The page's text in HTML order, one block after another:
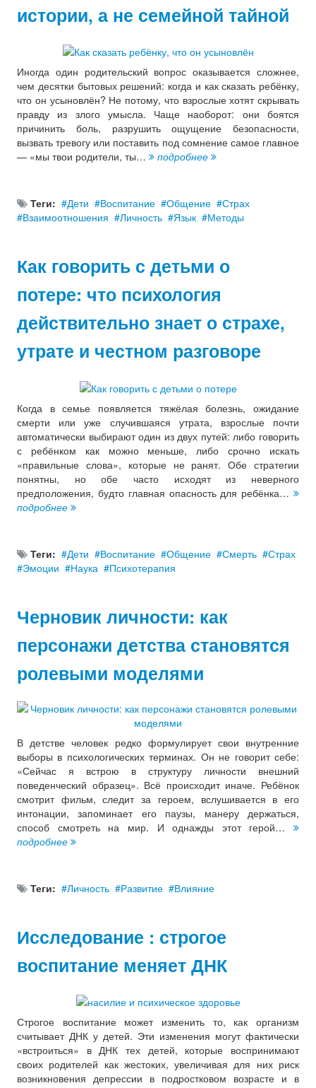
истории, а не семейной тайной
Иногда один родительский вопрос оказывается сложнее,
чем десятки бытовых решений: когда и как сказать ребёнку,
что он усыновлён? Не потому, что взрослые хотят скрывать
правду из злого умысла. Чаще наоборот: они боятся
причинить боль, разрушить ощущение безопасности,
вызвать тревогу или поставить под сомнение самое главное
— «мы твои родители, ты…
подробнее
Теги: Дети Воспитание Общение
Страх
Взаимоотношения
Личность Язык Методы
Как говорить с детьми о
потере: что психология
действительно знает о страхе,
утрате и честном разговоре
Когда в семье появляется тяжёлая болезнь, ожидание
смерти или уже случившаяся утрата, взрослые почти
автоматически выбирают один из двух путей: либо говорить
с ребёнком как можно меньше, либо срочно искать
«правильные слова», которые не ранят. Обе стратегии
понятны, но обе часто исходят из неверного
предположения, будто главная опасность для ребёнка…
подробнее
Теги: Дети Воспитание Общение Смерть
Страх
Эмоции
Наука Психотерапия
Черновик личности: как
персонажи детства становятся
ролевыми моделями
В детстве человек редко формулирует свои внутренние
выборы в психологических терминах. Он не говорит себе:
«Сейчас я встрою в структуру личности внешний
поведенческий образец». Всё происходит иначе. Ребёнок
смотрит фильм, следит за героем, вслушивается в его
интонации, запоминает его паузы, манеру держаться,
способ смотреть на мир. И однажды этот герой…
подробнее
Теги: Личность Развитие Влияние
Исследование : строгое
воспитание меняет ДНК
Строгое воспитание может изменить то, как организм
считывает ДНК у детей. Эти изменения могут фактически
«встроиться» в ДНК тех детей, которые воспринимают
своих родителей как жестоких, увеличивая для них риск
возникновения депрессии в подростковом возрасте и в